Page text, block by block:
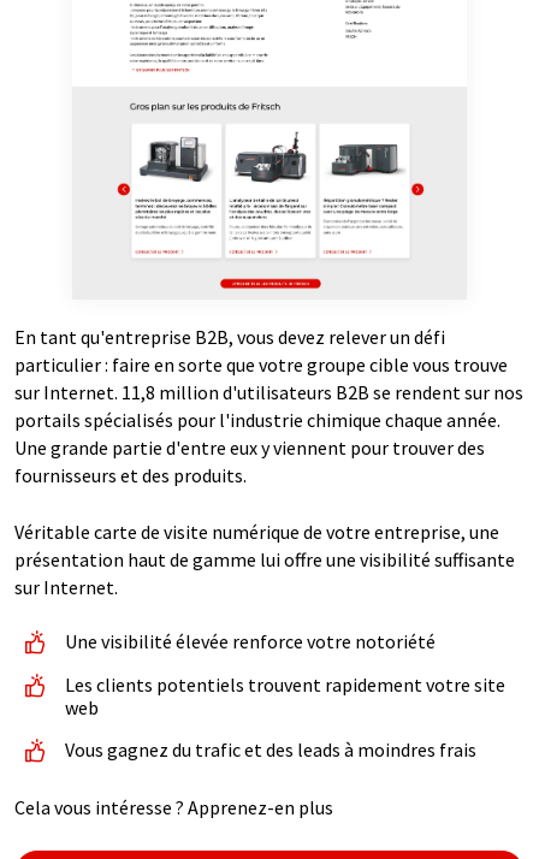
En tant qu'entreprise B2B, vous devez relever un défi
particulier : faire en sorte que votre groupe cible vous trouve
sur Internet. 11,8 million d'utilisateurs B2B se rendent sur nos
portails spécialisés pour l'industrie chimique chaque année.
Une grande partie d'entre eux y viennent pour trouver des
fournisseurs et des produits.
Véritable carte de visite numérique de votre entreprise, une
présentation haut de gamme lui offre une visibilité suffisante
sur Internet.
Une visibilité élevée renforce votre notoriété
Les clients potentiels trouvent rapidement votre site
web
Vous gagnez du trafic et des leads à moindres frais
Cela vous intéresse ? Apprenez-en plus